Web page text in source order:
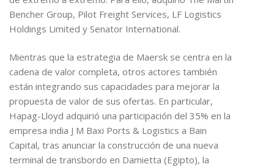
Bencher Group, Pilot Freight Services, LF Logistics
Holdings Limited y Senator International.
Mientras que la estrategia de Maersk se centra en la
cadena de valor completa, otros actores también
están integrando sus capacidades para mejorar la
propuesta de valor de sus ofertas. En particular,
Hapag-Lloyd adquirió una participación del 35% en la
empresa india J M Baxi Ports & Logistics a Bain
Capital, tras anunciar la construcción de una nueva
terminal de transbordo en Damietta (Egipto), la